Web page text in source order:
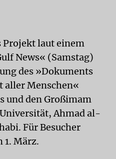
Projekt laut einem
News« (Samstag)
des »Dokuments
aller Menschen«
und den Großimam
Ahmad al-
Für Besucher
1. März.